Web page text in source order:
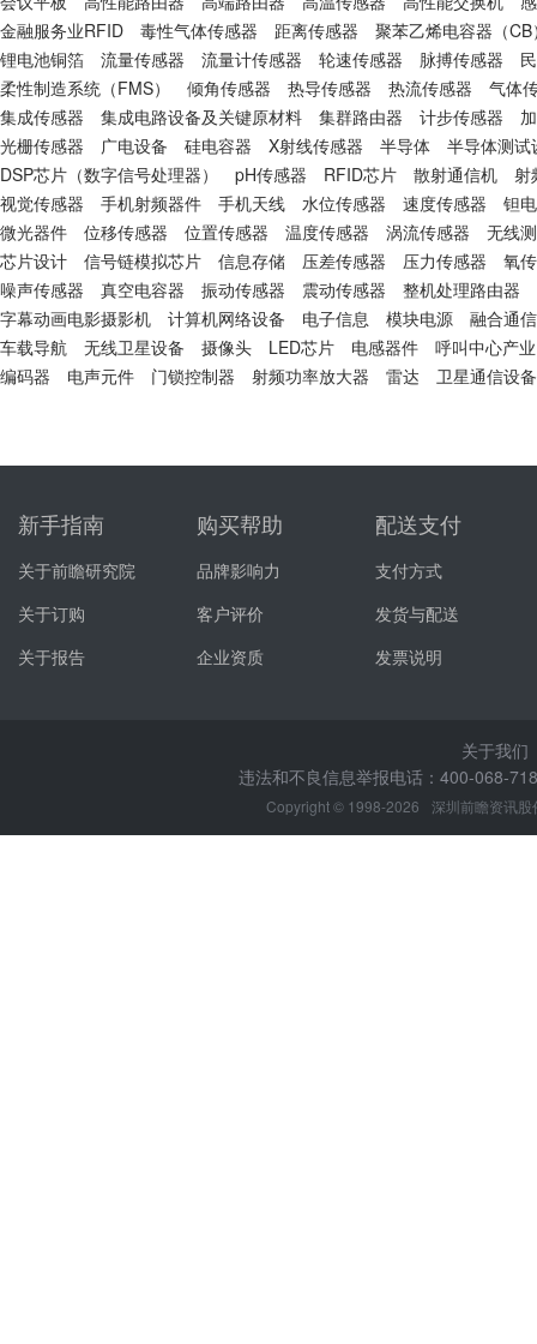
金融服务业RFID
毒性气体传感器 距离传感器
聚苯乙烯电容器（CB
锂电池铜箔
流量传感器 流量计传感器 轮速传感器 脉搏传感器
柔性制造系统（FMS）
倾角传感器 热导传感器 热流传感器
气体
集成传感器
集成电路设备及关键原材料 集群路由器 计步传感器
光栅传感器
广电设备 硅电容器 X射线传感器 半导体
半导体测试
DSP芯片（数字信号处理器）
pH传感器 RFID芯片 散射通信机
射
视觉传感器
手机射频器件 手机天线 水位传感器 速度传感器
钽
微光器件
位移传感器 位置传感器 温度传感器 涡流传感器
无线
芯片设计
信号链模拟芯片 信息存储 压差传感器 压力传感器
氧
噪声传感器
真空电容器 振动传感器 震动传感器
整机处理路由器
字幕动画电影摄影机
计算机网络设备 电子信息 模块电源
融合通
车载导航
无线卫星设备 摄像头 LED芯片 电感器件
呼叫中心产业
编码器
电声元件 门锁控制器 射频功率放大器 雷达 卫星通信设备
新手指南
关于前瞻研究院
关于订购
关于报告
购买帮助
品牌影响力
客户评价
企业资质
配送支付
支付方式
发货与配送
发票说明
关于我们
违法和不良信息举报电话：400-068-
Copyright © 1998-2026 深圳前瞻资讯股